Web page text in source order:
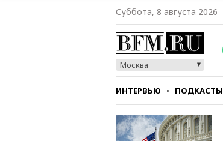
Суббота, 8 августа 2026
Москва
ИНТЕРВЬЮ ПОДКАСТЫ
СТИЛЬ ТЕСТЫ